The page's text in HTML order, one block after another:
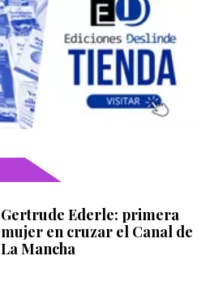
Gertrude Ederle: primera
mujer en cruzar el Canal de
La Mancha